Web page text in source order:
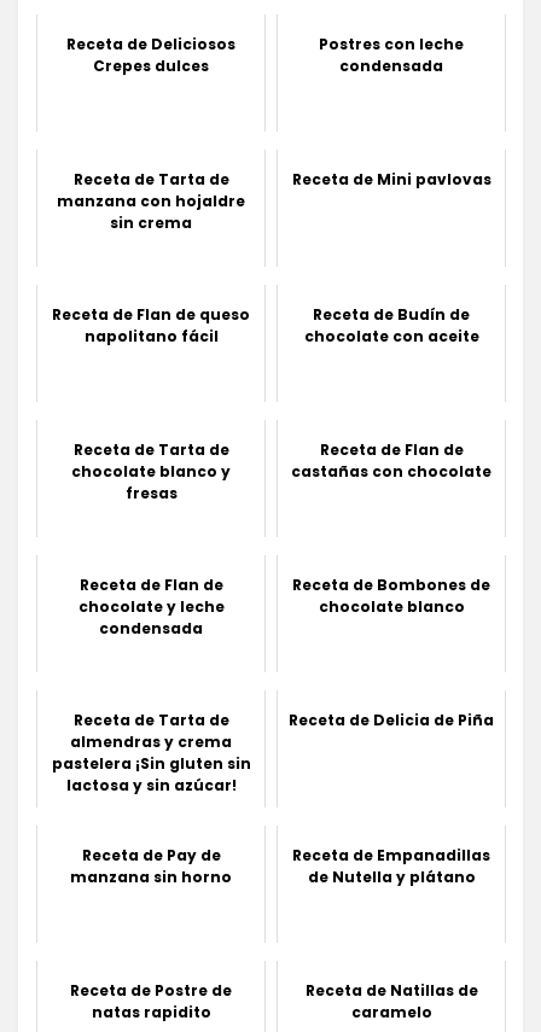
Receta de Deliciosos
Crepes dulces
Postres con leche
condensada
Receta de Tarta de
manzana con hojaldre
sin crema
Receta de Mini pavlovas
Receta de Flan de queso
napolitano fácil
Receta de Budín de
chocolate con aceite
Receta de Tarta de
chocolate blanco y
fresas
Receta de Flan de
castañas con chocolate
Receta de Flan de
chocolate y leche
condensada
Receta de Bombones de
chocolate blanco
Receta de Tarta de
almendras y crema
pastelera ¡Sin gluten sin
lactosa y sin azúcar!
Receta de Delicia de Piña
Receta de Pay de
manzana sin horno
Receta de Empanadillas
de Nutella y plátano
Receta de Postre de
natas rapidito
Receta de Natillas de
caramelo